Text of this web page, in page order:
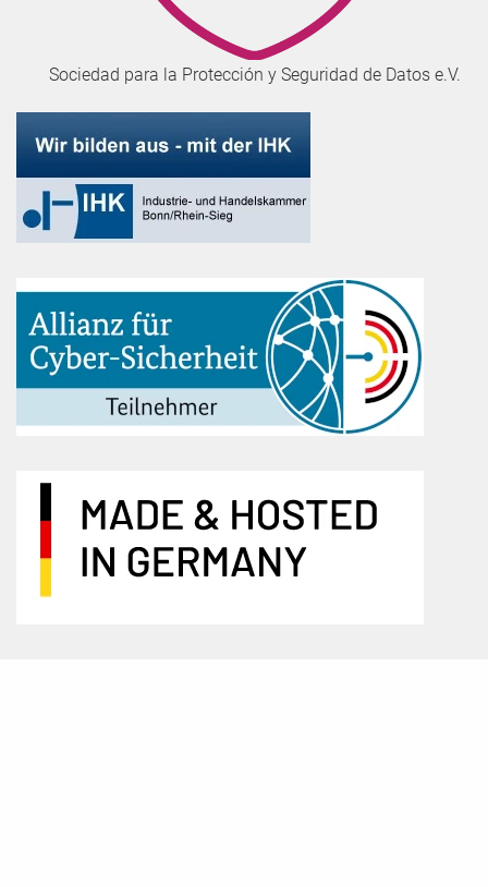
Sociedad para la Protección y Seguridad de Datos e.V.